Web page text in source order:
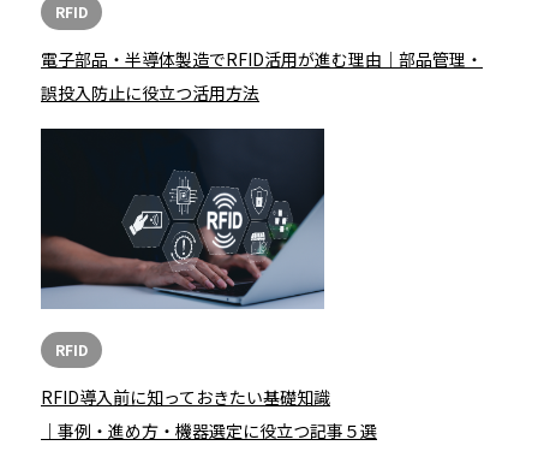
RFID
電子部品・半導体製造でRFID活用が進む理由｜部品管理・
誤投入防止に役立つ活用方法
RFID
RFID導入前に知っておきたい基礎知識
｜事例・進め方・機器選定に役立つ記事５選